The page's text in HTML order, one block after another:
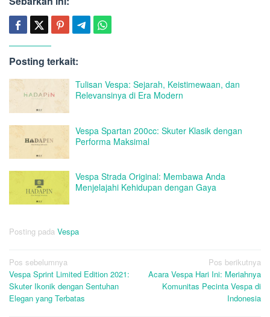
Posting terkait:
Tulisan Vespa: Sejarah, Keistimewaan, dan
Relevansinya di Era Modern
Vespa Spartan 200cc: Skuter Klasik dengan
Performa Maksimal
Vespa Strada Original: Membawa Anda
Menjelajahi Kehidupan dengan Gaya
Posting pada Vespa
Navigasi
pos
Pos sebelumnya
Vespa Sprint Limited Edition 2021:
Skuter Ikonik dengan Sentuhan
Elegan yang Terbatas
Pos berikutnya
Acara Vespa Hari Ini: Meriahnya
Komunitas Pecinta Vespa di
Indonesia